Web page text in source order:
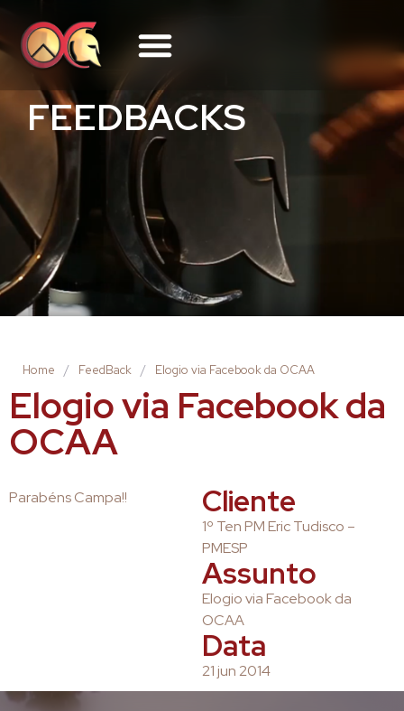
FEEDBACKS
Home / FeedBack / Elogio via Facebook da OCAA
Elogio via Facebook da
OCAA
Parabéns Campa!! Cliente
1º Ten PM Eric Tudisco –
PMESP
Assunto
Elogio via Facebook da
OCAA
Data
21 jun 2014